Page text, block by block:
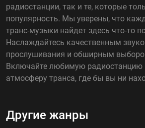
радиостанции, так и те, которые
популярность. Мы уверены, что
транс-музыки найдет здесь что-то
Наслаждайтесь качественным
прослушивания и обширным
Включайте любимую радиостанцию
атмосферу транса, где бы вы ни
Другие жанры